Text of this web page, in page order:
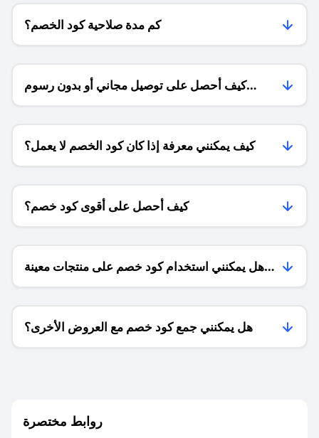
كم مدة صلاحية كود الخصم؟
كيف أحصل على توصيل مجاني أو بدون رسوم
الشحن ؟
كيف يمكنني معرفة إذا كان كود الخصم لا يعمل؟
كيف أحصل على أقوى كود خصم؟
هل يمكنني استخدام كود خصم على منتجات معينة
فقط؟
هل يمكنني جمع كود خصم مع العروض الأخرى؟
روابط مختصرة